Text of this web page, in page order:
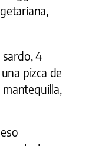
4
pizca de
mantequilla,